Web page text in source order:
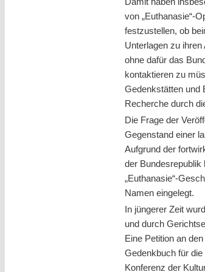
von „Euthanasie“-
festzustellen, ob
Unterlagen zu ihren
ohne dafür das
kontaktieren zu
Gedenkstätten und
Recherche durch
Die Frage der
Gegenstand einer
Aufgrund der
der Bundesrepublik
„Euthanasie“-
Namen eingelegt.
In jüngerer Zeit
und durch
Eine Petition an
Gedenkbuch für
Konferenz der